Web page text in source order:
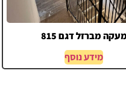
מעקה מברזל דגם 815
מידע נוסף